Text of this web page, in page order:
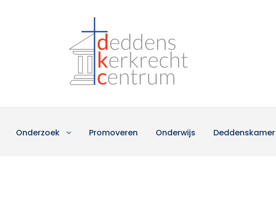
Onderzoek Promoveren Onderwijs Deddenskamer